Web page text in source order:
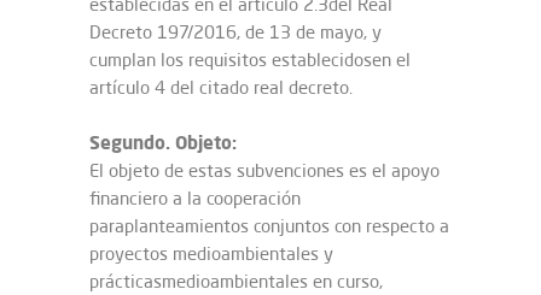
Decreto 197/2016, de 13 de mayo, y
cumplan los requisitos establecidosen el
artículo 4 del citado real decreto.
Segundo. Objeto:
El objeto de estas subvenciones es el apoyo
financiero a la cooperación
paraplanteamientos conjuntos con respecto a
proyectos medioambientales y
prácticasmedioambientales en curso,